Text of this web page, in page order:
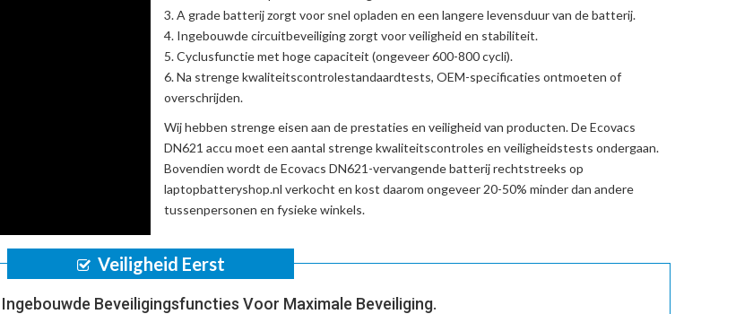
A grade batterij zorgt voor snel opladen en een langere levensduur van de batterij.
Ingebouwde circuitbeveiliging zorgt voor veiligheid en stabiliteit.
Cyclusfunctie met hoge capaciteit (ongeveer 600-800 cycli).
Na strenge kwaliteitscontrolestandaardtests, OEM-specificaties ontmoeten of
overschrijden.
Wij hebben strenge eisen aan de prestaties en veiligheid van producten. DeEcovacs
DN621 accu moet een aantal strenge kwaliteitscontroles en veiligheidstests ondergaan.
Bovendien wordt deEcovacs DN621-vervangende batterijrechtstreeks op
laptopbatteryshop.nl verkocht en kost daarom ongeveer 20-50% minder dan andere
tussenpersonen en fysieke winkels.
Veiligheid Eerst
Beveiligingsfuncties Voor Maximale Beveiliging.